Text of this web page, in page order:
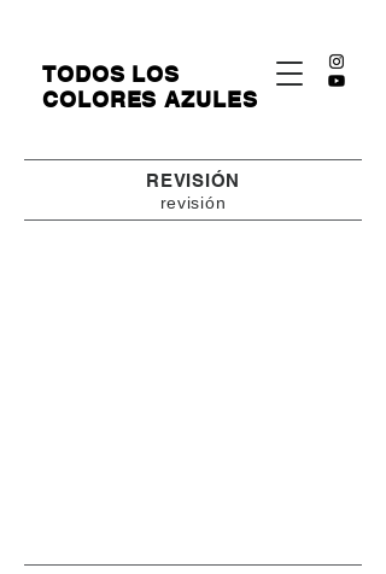
​TODOS LOS
COLORES AZULES
REVISIÓN
​revisión